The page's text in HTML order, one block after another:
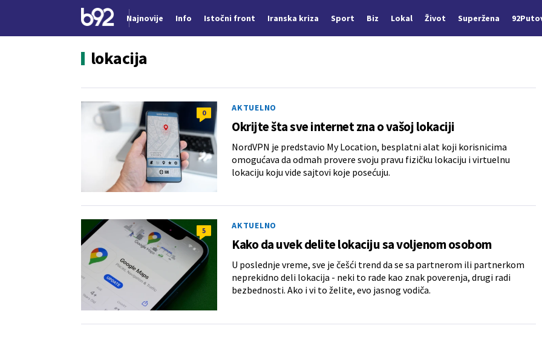
Najnovije Info Istočni front Iranska kriza Sport Biz Lokal Život Superžena
lokacija
0 AKTUELNO
Okrijte šta sve internet zna o vašoj lokaciji
NordVPN je predstavio My Location, besplatni alat koji korisnicima
omogućava da odmah provere svoju pravu fizičku lokaciju i virtuelnu
lokaciju koju vide sajtovi koje posećuju.
5 AKTUELNO
Kako da uvek delite lokaciju sa voljenom osobom
U poslednje vreme, sve je češći trend da se sa partnerom ili partnerkom
neprekidno deli lokacija - neki to rade kao znak poverenja, drugi radi
bezbednosti. Ako i vi to želite, evo jasnog vodiča.